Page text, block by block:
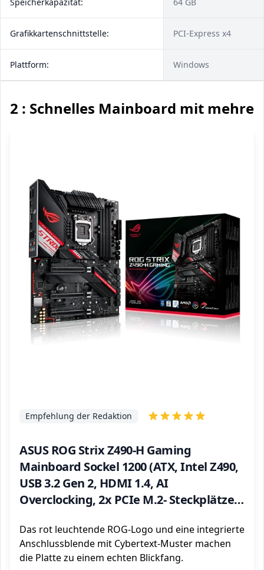
Grafikkartenschnittstelle: PCI-Express x4
Plattform: Windows
2 : Schnelles Mainboard mit
ASUS ROG Strix Z490-H Gaming
Mainboard Sockel 1200 (ATX, Intel Z490,
USB 3.2 Gen 2, HDMI 1.4, AI
Overclocking, 2x PCIe M.2- Steckplätze,
Empfehlung der Redaktion
Das rot leuchtende ROG-Logo und eine integrierte
Anschlussblende mit Cybertext-Muster machen
die Platte zu einem echten Blickfang.